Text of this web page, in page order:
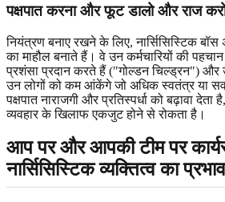
पक्षपात करना और फूट डालो और राज
नियंत्रण बनाए रखने के लिए, नार्सिसिस्टिक
का माहौल बनाते हैं। वे उन कर्मचारियों की
प्रशंसा प्रदान करते हैं ("गोल्डन चिल्ड्रन")
उन लोगों को कम आंकेंगे जो अधिक स्वतंत्र या
पक्षपात नाराजगी और प्रतिस्पर्धा को बढ़ावा
व्यवहार के खिलाफ एकजुट होने से रोकता है।
आप पर और आपकी टीम पर
नार्सिसिस्टिक व्यक्तित्व का प्रभाव